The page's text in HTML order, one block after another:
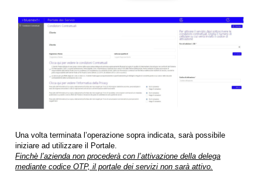
Una volta terminata l’operazione sopra indicata, sarà possibile
iniziare ad utilizzare il Portale.
Finchè l’azienda non procederà con l’attivazione della delega
mediante codice OTP, il portale dei servizi non sarà attivo.